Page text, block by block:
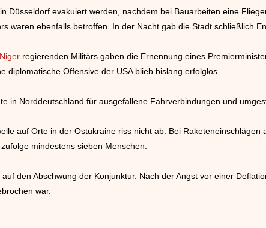
Düsseldorf evakuiert werden, nachdem bei Bauarbeiten eine
waren ebenfalls betroffen. In der Nacht gab die Stadt schließlich
Niger regierenden Militärs gaben die Ernennung eines
diplomatische Offensive der USA blieb bislang erfolglos.
in Norddeutschland für ausgefallene Fährverbindungen und
auf Orte in der Ostukraine riss nicht ab. Bei
mindestens sieben Menschen.
den Abschwung der Konjunktur. Nach der Angst vor einer
war.